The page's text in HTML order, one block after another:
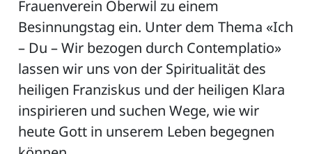
Frauenverein Oberwil zu einem
Besinnungstag ein. Unter dem Thema «Ich
– Du – Wir bezogen durch Contemplatio»
lassen wir uns von der Spiritualität des
heiligen Franziskus und der heiligen Klara
inspirieren und suchen Wege, wie wir
heute Gott in unserem Leben begegnen